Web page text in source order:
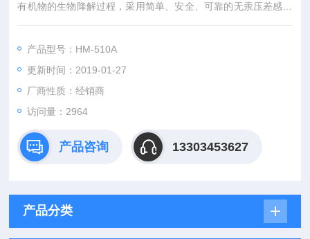
有机物的生物降解过程，采用简单、安全、可靠的无汞压差感测
法测量水中BOD；全智能化，实验过程无需实验人员值守；适用
化需氧量测定。
产品型号：HM-510A
更新时间：2019-01-27
厂商性质：经销商
访问量：2964
产品咨询 13303453627
产品分类